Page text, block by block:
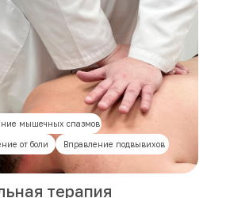
мышечных спазмов
от боли Вправление подвывихов
терапия